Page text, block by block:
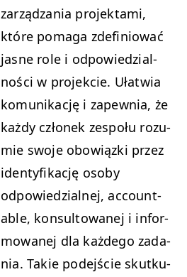
zarządza­nia pro­jek­ta­mi,
które poma­ga zdefin­iować
jasne role i odpowiedzial­
noś­ci w pro­jek­cie. Ułatwia
komu­nikację i zapew­nia, że
każdy członek zespołu rozu­
mie swo­je obow­iąz­ki przez
iden­ty­fikację oso­by
odpowiedzial­nej, account­
able, kon­sul­towanej i infor­
mowanej dla każdego zada­
nia. Takie pode­jś­cie skutku­